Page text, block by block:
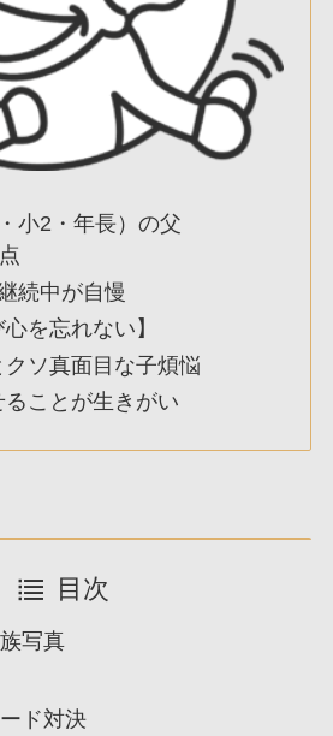
小2・年長）の父
続中が自慢
を忘れない】
ソ真面目な子煩悩
ことが生きがい
目次
写真
ド対決